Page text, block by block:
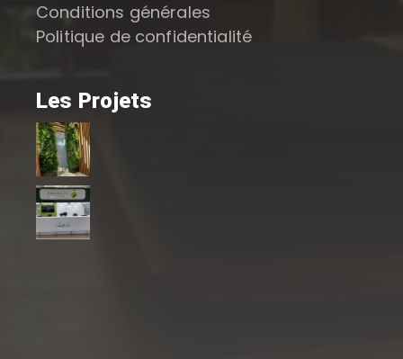
Conditions générales
Politique de confidentialité
Les Projets